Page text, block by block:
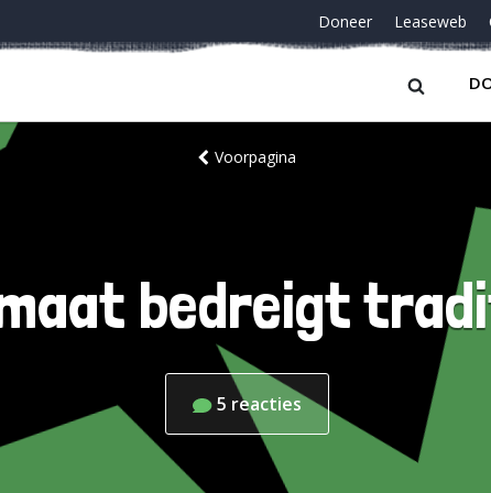
Doneer Leaseweb
Voorpagina
bedreigt
5 reacties